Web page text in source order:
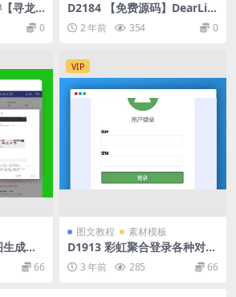
寻龙
新整理
手0
D2184 【免费源码】DearLic
y主题 | 小众化小清新风格的
博客主题源码 | Typecho主题
2 年前 354 0
成装
66
VIP
图文教程 素材模板
D1913 彩虹聚合登录各种对接
插件大全下载
3 年前 285 66